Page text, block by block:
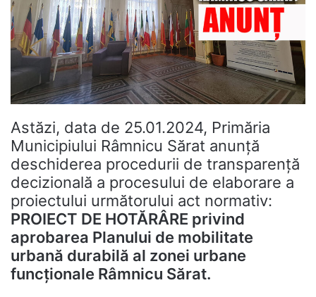
Astăzi, data de 25.01.2024, Primăria
Municipiului Râmnicu Sărat anunţă
deschiderea procedurii de transparenţă
decizională a procesului de elaborare a
proiectului următorului act normativ:
PROIECT DE HOTĂRÂRE privind
aprobarea Planului de mobilitate
urbană durabilă al zonei urbane
funcționale Râmnicu Sărat.